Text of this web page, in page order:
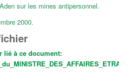
sur les mines antipersonnel.
2000.
lié à ce document: